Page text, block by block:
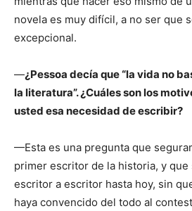
novela es muy difícil, a no ser que
excepcional.
—¿Pessoa decía que “la vida no
la literatura”. ¿Cuáles son los
usted esa necesidad de escribir?
—Esta es una pregunta que
primer escritor de la historia, y
escritor a escritor hasta hoy, sin
haya convencido del todo al